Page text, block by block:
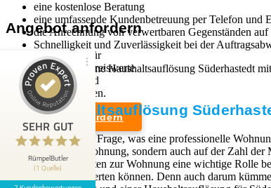
eine kostenlose Beratung
eine umfassende Kundenbetreuung per Telefon und
die Anrechnung von verwertbaren Gegenständen
Schnelligkeit und Zuverlässigkeit bei der
Wenn Sie sich für eine Haushaltsauflösung Süderhastedt
kann.
Eine Haushaltsauflösung
Die Antwort auf die Frage, was eine professionelle
dem Zustand der Wohnung, sondern auch auf der Zahl
Zugangsmöglichkeiten zur Wohnung eine wichtige Rolle
Weiterverkauf verwerten können. Denn auch darum
Angebot anfordern
Wir sind Experten für
professionelle und preiswerte
Entrümpelungen und
Haushaltsauflösungen.
Angebot anfordern
Rechtliches
Impressum
SEHR GUT
RümpelButler
(1 Quelle)
Kundenbewertungen und Erfahrungen zu
RümpelButler
SEHR GUT
5,00 / 5,00
Bewertungen von 1
anderen Quelle